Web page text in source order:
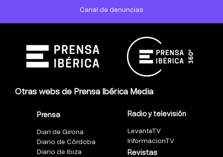
Canal de denuncias
Otras webs de Prensa Ibérica Media
Prensa
Diari de Girona
Diario de Córdoba
Diario de Ibiza
Radio y televisión
LevanteTV
InformacionTV
Revistas